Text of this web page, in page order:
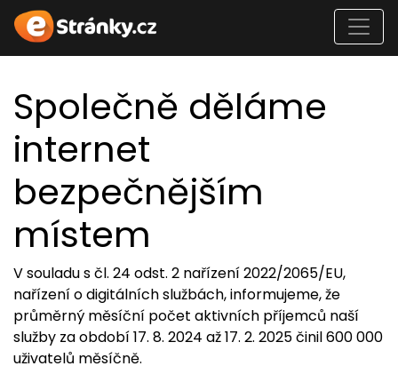
Společně děláme
internet
bezpečnějším
místem
V souladu s čl. 24 odst. 2 nařízení 2022/2065/EU,
nařízení o digitálních službách, informujeme, že
průměrný měsíční počet aktivních příjemců naší
služby za období 17. 8. 2024 až 17. 2. 2025 činil 600 000
uživatelů měsíčně.